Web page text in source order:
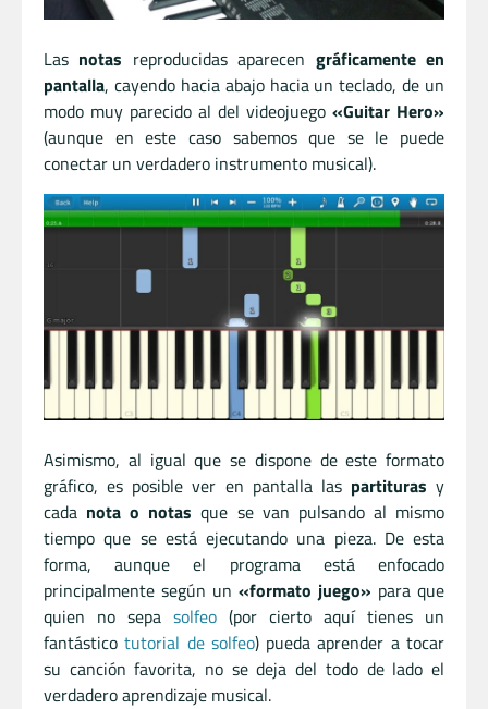
Las notas reproducidas aparecen gráficamente en
pantalla, cayendo hacia abajo hacia un teclado, de un
modo muy parecido al del videojuego «Guitar Hero»
(aunque en este caso sabemos que se le puede
conectar un verdadero instrumento musical).
Asimismo, al igual que se dispone de este formato
gráfico, es posible ver en pantalla las partituras y
cada nota o notas que se van pulsando al mismo
tiempo que se está ejecutando una pieza. De esta
forma, aunque el programa está enfocado
principalmente según un «formato juego» para que
quien no sepa solfeo (por cierto aquí tienes un
fantásticotutorial de solfeo) pueda aprender a tocar
su canción favorita, no se deja del todo de lado el
verdadero aprendizaje musical.